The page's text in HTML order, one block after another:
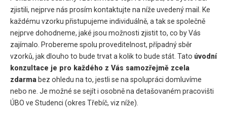
zjistili, nejprve nás prosím kontaktujte na níže uvedený mail. Ke
každému vzorku přistupujeme individuálně, a tak se společně
nejprve dohodneme, jaké jsou možnosti zjistit to, co by Vás
zajímalo. Probereme spolu proveditelnost, případný sběr
vzorků, jak dlouho to bude trvat a kolik to bude stát. Tato úvodní
konzultace je pro každého z Vás samozřejmě zcela
zdarma bez ohledu na to, jestli se na spolupráci domluvíme
nebo ne. Je možné se sejít i osobně na detašovaném pracovišti
ÚBO ve Studenci (okres Třebíč, viz níže).